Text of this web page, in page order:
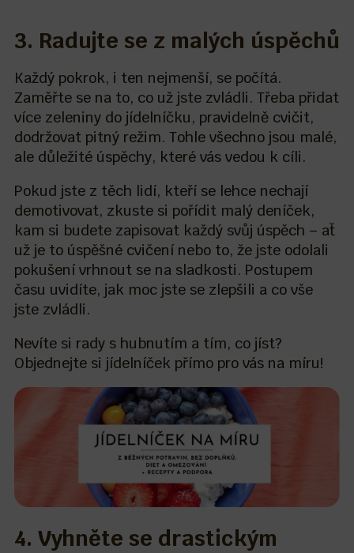
3. Radujte se z malých úspěchů
Každý pokrok, i ten nejmenší, se počítá.
Zaměřte se na to, co už jste zvládli. Třeba přidat
více zeleniny do jídelníčku, pravidelně cvičit,
dodržovat pitný režim. Tohle všechno jsou malé,
ale důležité úspěchy, které vás vedou k cíli.
Pokud jste z těch lidí, kteří se lehce nechají
demotivovat, zkuste si pořídit malý deníček,
kam si budete zapisovat každý svůj úspěch – ať
už je to úspěšné cvičení nebo to, že jste odolali
pokušení vrhnout se na sladkosti. Postupem
času uvidíte, jak moc jste se zlepšili a co vše
jste zvládli.
Nevíte si rady s hubnutím a tím, co jíst?
Objednejte si jídelníček přímo pro vás na míru!
4. Vyhněte se drastickým